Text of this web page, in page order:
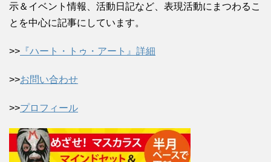
示＆イベント情報、活動日記など、表現活動にまつわるこ
とを中心に記事にしています。
>> 『ハート・トゥ・アート』詳細
>>お問い合わせ
>>プロフィール